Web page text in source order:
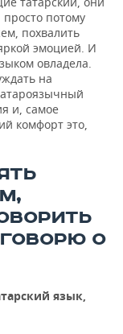
просто потому
похвалить
эмоцией. И
овладела.
на
и, самое
комфорт это,
О
язык,